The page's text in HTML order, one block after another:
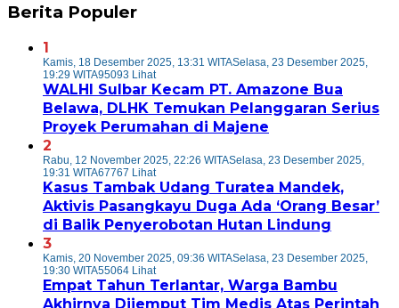
Berita Populer
1
Kamis, 18 Desember 2025, 13:31 WITASelasa, 23 Desember 2025,
19:29 WITA95093 Lihat
WALHI Sulbar Kecam PT. Amazone Bua
Belawa, DLHK Temukan Pelanggaran Serius
Proyek Perumahan di Majene
2
Rabu, 12 November 2025, 22:26 WITASelasa, 23 Desember 2025,
19:31 WITA67767 Lihat
Kasus Tambak Udang Turatea Mandek,
Aktivis Pasangkayu Duga Ada ‘Orang Besar’
di Balik Penyerobotan Hutan Lindung
3
Kamis, 20 November 2025, 09:36 WITASelasa, 23 Desember 2025,
19:30 WITA55064 Lihat
Empat Tahun Terlantar, Warga Bambu
Akhirnya Dijemput Tim Medis Atas Perintah